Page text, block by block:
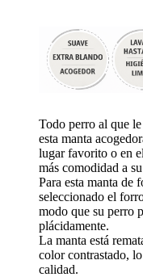
Todo perro al que
esta manta
lugar favorito o en
más comodidad a
Para esta manta de
seleccionado el
modo que su perro
plácidamente.
La manta está
color contrastado,
calidad.